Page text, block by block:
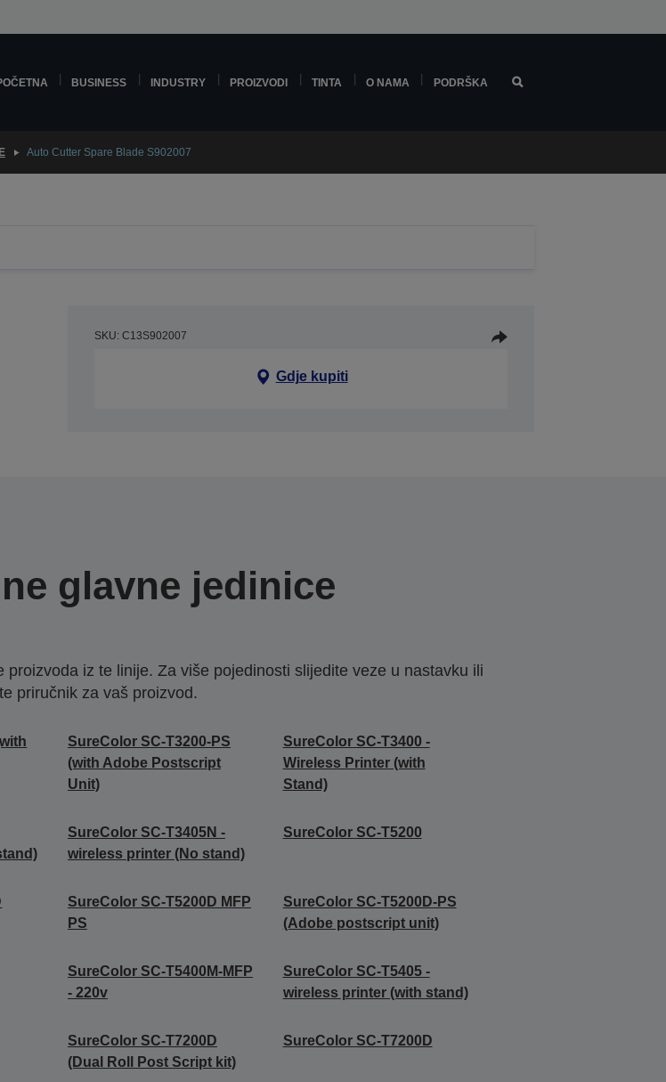
BUSINESS INDUSTRY PROIZVODI TINTA O NAMA PODRŠKA
Auto Cutter Spare Blade S902007
SKU: C13S902007
Gdje kupiti
glavne jedinice
iz te linije. Za više pojedinosti slijedite veze u nastavku ili
priručnik za vaš proizvod.
SureColor SC-T3200-PS
(with Adobe Postscript
Unit)
SureColor SC-T3400 -
Wireless Printer (with
Stand)
SureColor SC-T3405N -
wireless printer (No stand)
SureColor SC-T5200
SureColor SC-T5200D MFP
PS
SureColor SC-T5200D-PS
(Adobe postscript unit)
SureColor SC-T5400M-MFP
- 220v
SureColor SC-T5405 -
wireless printer (with stand)
SureColor SC-T7200D
(Dual Roll Post Script kit)
SureColor SC-T7200D